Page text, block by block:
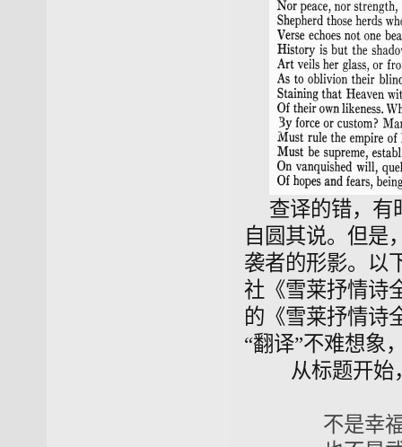
查译的错，有
自圆其说。但是
袭者的形影。以
社《雪莱抒情诗
的《雪莱抒情诗
“翻译”不难想象
从标题开始
不是幸福